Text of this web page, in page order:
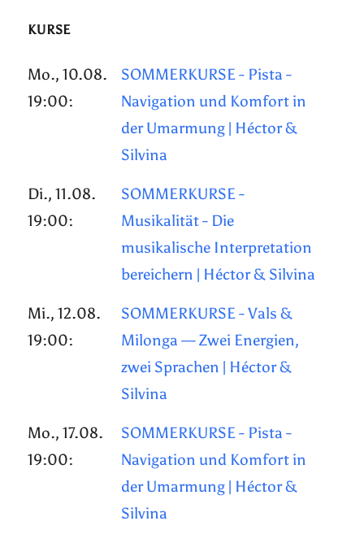
KURSE
Mo., 10.08.
19:00:
SOMMERKURSE - Pista -
Navigation und Komfort in
der Umarmung | Héctor &
Silvina
Di., 11.08.
19:00:
SOMMERKURSE -
Musikalität - Die
musikalische Interpretation
bereichern | Héctor & Silvina
Mi., 12.08.
19:00:
SOMMERKURSE - Vals &
Milonga — Zwei Energien,
zwei Sprachen | Héctor &
Silvina
Mo., 17.08.
19:00:
SOMMERKURSE - Pista -
Navigation und Komfort in
der Umarmung | Héctor &
Silvina